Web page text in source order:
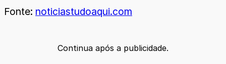
Fonte: noticiastudoaqui.com
Continua após a publicidade.